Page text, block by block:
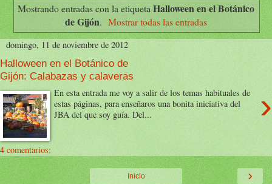
Mostrando entradas con la etiqueta Halloween en el Botánico
de Gijón. Mostrar todas las entradas
domingo, 11 de noviembre de 2012
Halloween en el Botánico de
Gijón: Calabazas y calaveras
›
En esta entrada me voy a salir de los temas habituales de
estas páginas, para enseñaros una bonita iniciativa del
JBA del que soy guía. Del...
4 comentarios:
›
Inicio